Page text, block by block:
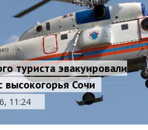
туриста эвакуировали
высокогорья Сочи
11:24